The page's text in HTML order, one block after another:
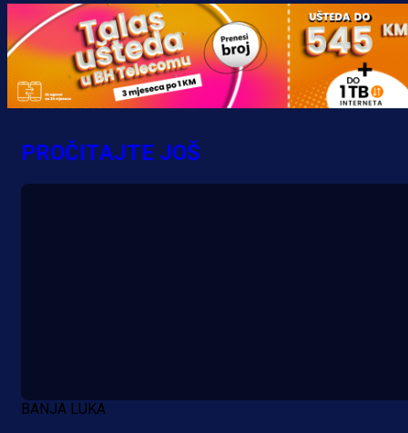
Borac do pobjede, ali scene iz
Banje Luke zgrozile javnost:
zbog skandiranja Ratku Mladiću!
PROČITAJTE JOŠ
BANJA LUKA